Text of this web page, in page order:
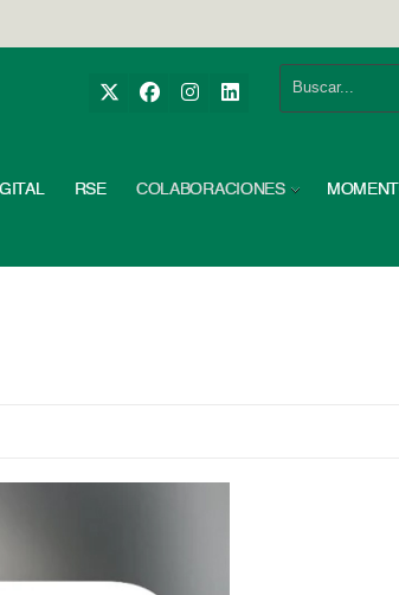
RSE COLABORACIONES